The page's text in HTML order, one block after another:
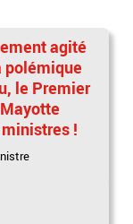
agité
polémique
le Premier
!